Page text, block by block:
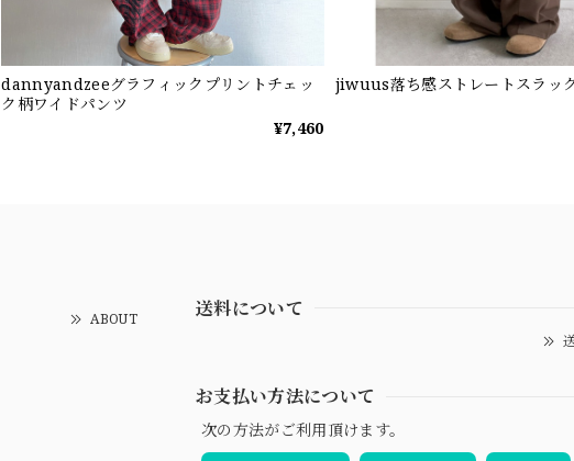
dannyandzeeグラフィックプリントチェッ
ク柄ワイドパンツ
¥7,460
jiwuus落ち感ストレートスラッ
ABOUT 送料について
お支払い方法について
次の方法がご利用頂けます。